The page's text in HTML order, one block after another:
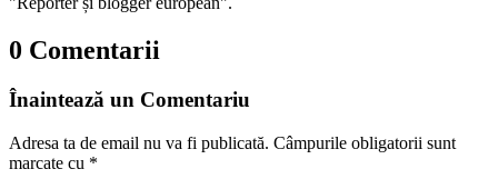
0 Comentarii
Înaintează un Comentariu
Adresa ta de email nu va fi publicată. Câmpurile obligatorii sunt
marcate cu *